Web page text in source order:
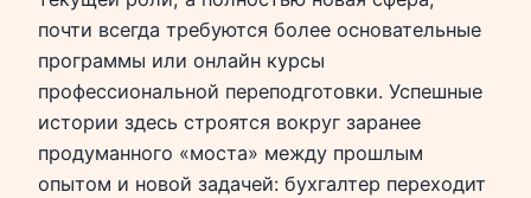
почти всегда требуются более основательные
программы или онлайн курсы
профессиональной переподготовки. Успешные
истории здесь строятся вокруг заранее
продуманного «моста» между прошлым
опытом и новой задачей: бухгалтер переходит